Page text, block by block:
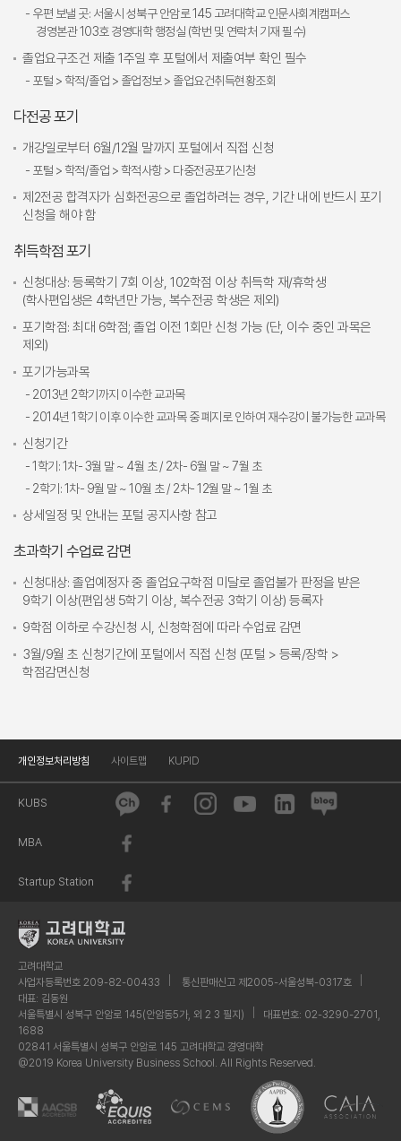
- 우편 보낼 곳: 서울시 성북구 안암로 145 고려대학교 인문사회계캠퍼스
경영본관 103호 경영대학 행정실 (학번 및 연락처 기재 필수)
졸업요구조건 제출 1주일 후 포털에서 제출여부 확인 필수
- 포털 > 학적/졸업 > 졸업정보 > 졸업요건취득현황조회
다전공 포기
개강일로부터 6월/12월 말까지 포털에서 직접 신청
- 포털 > 학적/졸업 > 학적사항 > 다중전공포기신청
제2전공 합격자가 심화전공으로 졸업하려는 경우, 기간 내에 반드시 포기
신청을 해야 함
취득학점 포기
신청대상: 등록학기 7회 이상, 102학점 이상 취득학 재/휴학생
(학사편입생은 4학년만 가능, 복수전공 학생은 제외)
포기학점: 최대 6학점; 졸업 이전 1회만 신청 가능 (단, 이수 중인 과목은
제외)
포기가능과목
- 2013년 2학기까지 이수한 교과목
- 2014년 1학기 이후 이수한 교과목 중 폐지로 인하여 재수강이 불가능한 교과목
신청기간
- 1학기: 1차- 3월 말 ~ 4월 초 / 2차- 6월 말 ~ 7월 초
- 2학기: 1차- 9월 말 ~ 10월 초 / 2차- 12월 말 ~ 1월 초
상세일정 및 안내는 포털 공지사항 참고
초과학기 수업료 감면
신청대상: 졸업예정자 중 졸업요구학점 미달로 졸업불가 판정을 받은
9학기 이상(편입생 5학기 이상, 복수전공 3학기 이상) 등록자
9학점 이하로 수강신청 시, 신청학점에 따라 수업료 감면
3월/9월 초 신청기간에 포털에서 직접 신청 (포털 > 등록/장학 >
학점감면신청
개인정보처리방침 사이트맵 KUPID
KUBS
MBA
Startup Station
고려대학교
사업자등록번호 209-82-00433
통신판매신고 제2005-서울성북-0317호
대표: 김동원
서울특별시 성북구 안암로 145(안암동5가, 외 2 3 필지)
대표번호: 02-3290-2701,
1688
02841 서울특별시 성북구 안암로 145 고려대학교 경영대학
@2019 Korea University Business School. All Rights Reserved.